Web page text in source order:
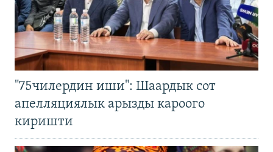
"75чилердин иши": Шаардык сот
апелляциялык арызды кароого
киришти